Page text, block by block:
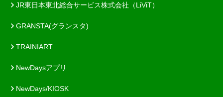
JR東日本東北総合サービス株式会社（LiViT）
GRANSTA(グランスタ)
TRAINIART
NewDaysアプリ
NewDays/KIOSK